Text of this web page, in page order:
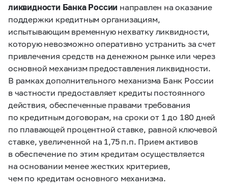
ликвидности Банка России направлен на оказание
поддержки кредитным организациям,
испытывающим временную нехватку ликвидности,
которую невозможно оперативно устранить за счет
привлечения средств на денежном рынке или через
основной механизм предоставления ликвидности.
В рамках дополнительного механизма Банк России
в частности предоставляет кредиты постоянного
действия, обеспеченные правами требования
по кредитным договорам, на сроки от 1 до 180 дней
по плавающей процентной ставке, равной ключевой
ставке, увеличенной на 1,75 п.п. Прием активов
в обеспечение по этим кредитам осуществляется
на основании менее жестких критериев,
чем по кредитам основного механизма.